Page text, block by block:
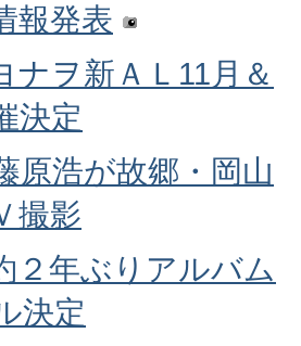
報発表
ナヲ新ＡＬ11月＆
決定
原浩が故郷・岡山
撮影
２年ぶりアルバム
決定